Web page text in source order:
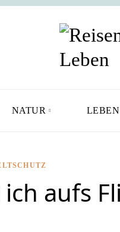
NATUR LEBEN
aufs